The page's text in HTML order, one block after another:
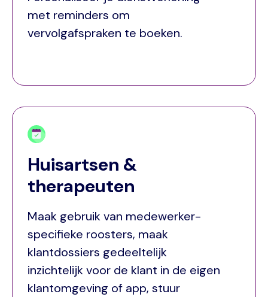
met reminders om
vervolgafspraken te boeken.
Huisartsen &
therapeuten
Maak gebruik van medewerker-
specifieke roosters, maak
klantdossiers gedeeltelijk
inzichtelijk voor de klant in de eigen
klantomgeving of app, stuur